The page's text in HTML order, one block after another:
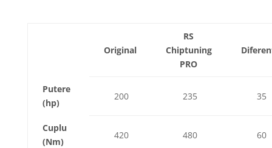
Original
RS
Chiptuning
PRO
Putere
(hp)
200 235 35
Cuplu
(Nm)
420 480 60